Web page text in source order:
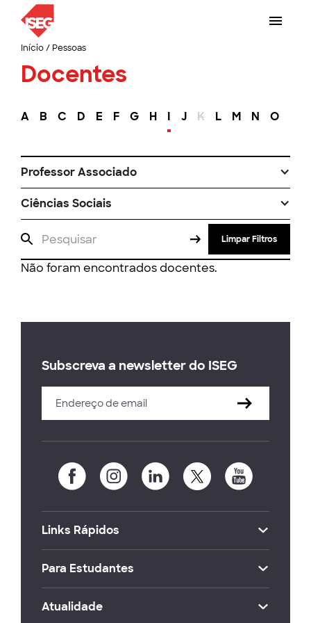
Início/ Pessoas
Docentes
A B C D E F G H I J K L M N O
Professor Associado
Ciências Sociais
Limpar Filtros
Não foram encontrados docentes.
Subscreva a newsletter do ISEG
Links Rápidos
Para Estudantes
Atualidade